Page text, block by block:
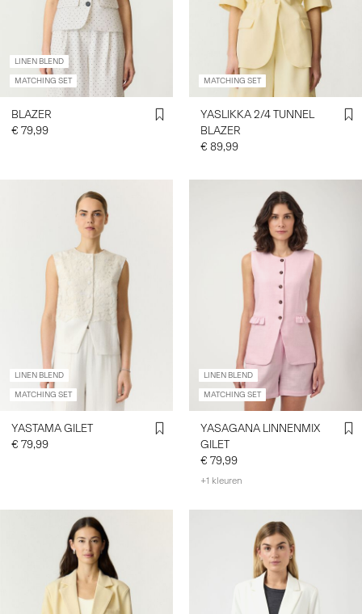
INLOGGEN
HEB
JE
OVER
/
NEDERLANDS
LINEN BLEND
MATCHING SET
BLAZER
€ 79,99
MATCHING SET
YASLIKKA 2/4 TUNNEL
BLAZER
€ 89,99
LINEN BLEND
MATCHING SET
YASTAMA GILET
€ 79,99
LINEN BLEND
MATCHING SET
YASAGANA LINNENMIX
GILET
€ 79,99
+1 kleuren